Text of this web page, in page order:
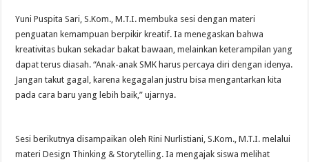
Yuni Puspita Sari, S.Kom., M.T.I. membuka sesi dengan materi
penguatan kemampuan berpikir kreatif. Ia menegaskan bahwa
kreativitas bukan sekadar bakat bawaan, melainkan keterampilan yang
dapat terus diasah. “Anak-anak SMK harus percaya diri dengan idenya.
Jangan takut gagal, karena kegagalan justru bisa mengantarkan kita
pada cara baru yang lebih baik,” ujarnya.
Sesi berikutnya disampaikan oleh Rini Nurlistiani, S.Kom., M.T.I. melalui
materi Design Thinking & Storytelling. Ia mengajak siswa melihat